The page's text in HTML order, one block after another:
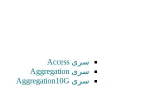
سری Access
سری Aggregation
سری Aggregation10G